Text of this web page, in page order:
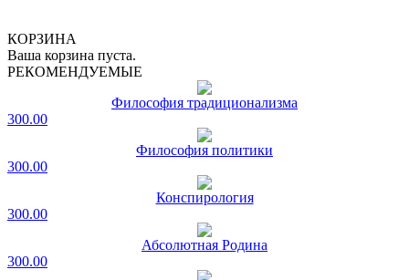
КОРЗИНА
Ваша корзина пуста.
РЕКОМЕНДУЕМЫЕ
Философия традиционализма
300.00
Философия политики
300.00
Конспирология
300.00
Абсолютная Родина
300.00